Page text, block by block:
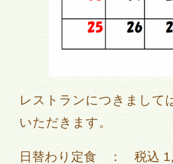
レストランにつきまして
いただきます。
日替わり定食 ： 税込